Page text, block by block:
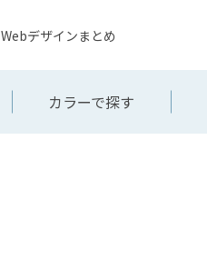
Webデザインまとめ
カラーで探す